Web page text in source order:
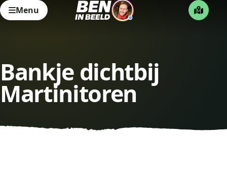
Menu
Bankje dichtbij
Martinitoren